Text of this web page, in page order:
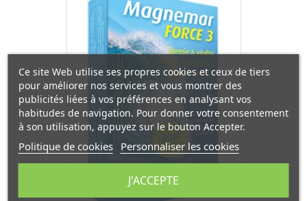
Ce site Web utilise ses propres cookies et ceux de tiers
pour améliorer nos services et vous montrer des
publicités liées à vos préférences en analysant vos
habitudes de navigation. Pour donner votre consentement
à son utilisation, appuyez sur le bouton Accepter.
Politique de cookies Personnaliser les cookies
J'ACCEPTE